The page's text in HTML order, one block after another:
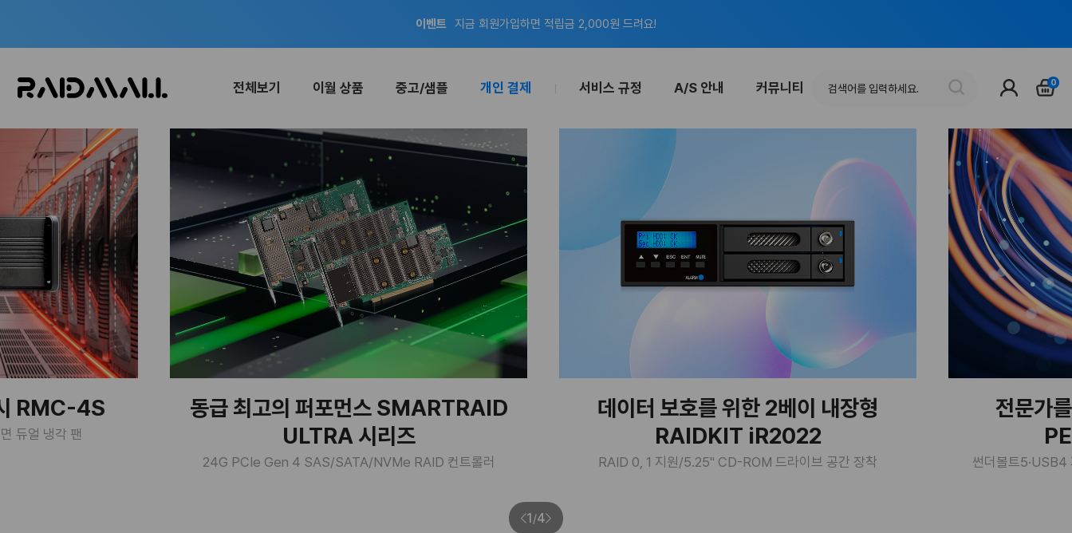
공지 8월 신용카드 무이자 할부 안내
전체보기 이월 상품 중고/샘플 개인 결제 서비스 규정 A/S 안내 커뮤니티 0
RMC-4S
듀얼 냉각 팬
동급 최고의 퍼포먼스 SMARTRAID
ULTRA 시리즈
24G PCIe Gen 4 SAS/SATA/NVMe RAID 컨트롤러
데이터 보호를 위한 2베이 내장형
RAIDKIT iR2022
RAID 0, 1 지원/5.25" CD-ROM 드라이브 공간 장착
전문가
썬더볼트
1/4